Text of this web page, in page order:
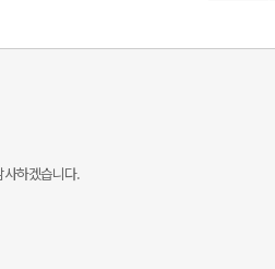
하겠습니다.